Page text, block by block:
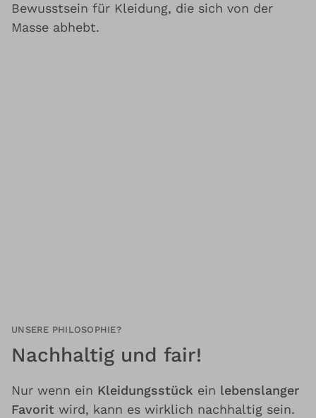
Bewusstsein für Kleidung, die sich von der
Masse abhebt.
UNSERE PHILOSOPHIE?
Nachhaltig und fair!
Nur wenn ein Kleidungsstück ein lebenslanger
Favorit wird, kann es wirklich nachhaltig sein.